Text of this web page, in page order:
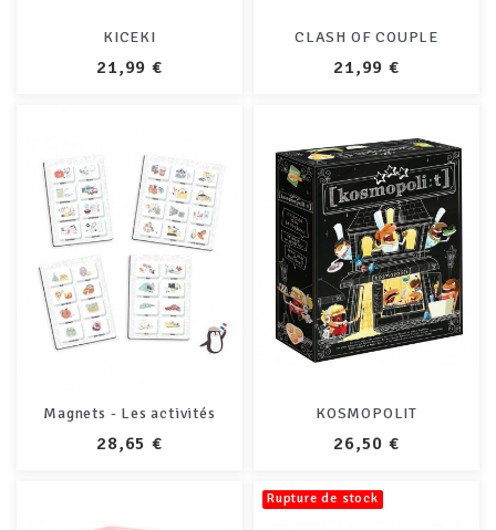
KICEKI
PRIX
21,99 €
CLASH OF COUPLE
PRIX
21,99 €
Magnets - Les activités
PRIX
28,65 €
KOSMOPOLIT
PRIX
26,50 €
Rupture de stock